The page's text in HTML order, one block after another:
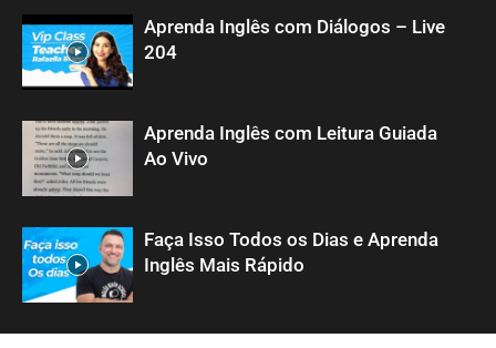
Aprenda Inglês com Diálogos – Live
204
Aprenda Inglês com Leitura Guiada
Ao Vivo
Faça Isso Todos os Dias e Aprenda
Inglês Mais Rápido